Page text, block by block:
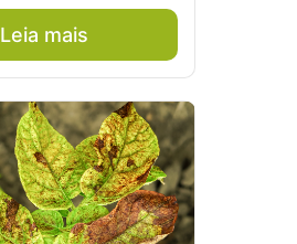
Leia mais